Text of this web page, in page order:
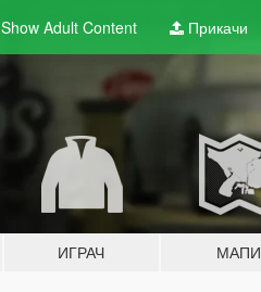
Show Adult Content Прикачи
ИГРАЧ МАПИ